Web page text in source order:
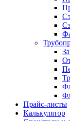
Прайс-листы
Калькулятор